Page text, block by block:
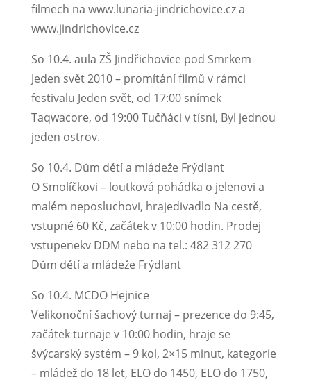
filmech na www.lunaria-jindrichovice.cz a
www.jindrichovice.cz
So 10.4. aula ZŠ Jindřichovice pod Smrkem
Jeden svět 2010 – promítání filmů v rámci
festivalu Jeden svět, od 17:00 snímek
Taqwacore, od 19:00 Tučňáci v tísni, Byl jednou
jeden ostrov.
So 10.4. Dům dětí a mládeže Frýdlant
O Smolíčkovi – loutková pohádka o jelenovi a
malém neposluchovi, hrajedivadlo Na cestě,
vstupné 60 Kč, začátek v 10:00 hodin. Prodej
vstupenekv DDM nebo na tel.: 482 312 270
Dům dětí a mládeže Frýdlant
So 10.4. MCDO Hejnice
Velikonoční šachový turnaj – prezence do 9:45,
začátek turnaje v 10:00 hodin, hraje se
švýcarský systém – 9 kol, 2×15 minut, kategorie
– mládež do 18 let, ELO do 1450, ELO do 1750,